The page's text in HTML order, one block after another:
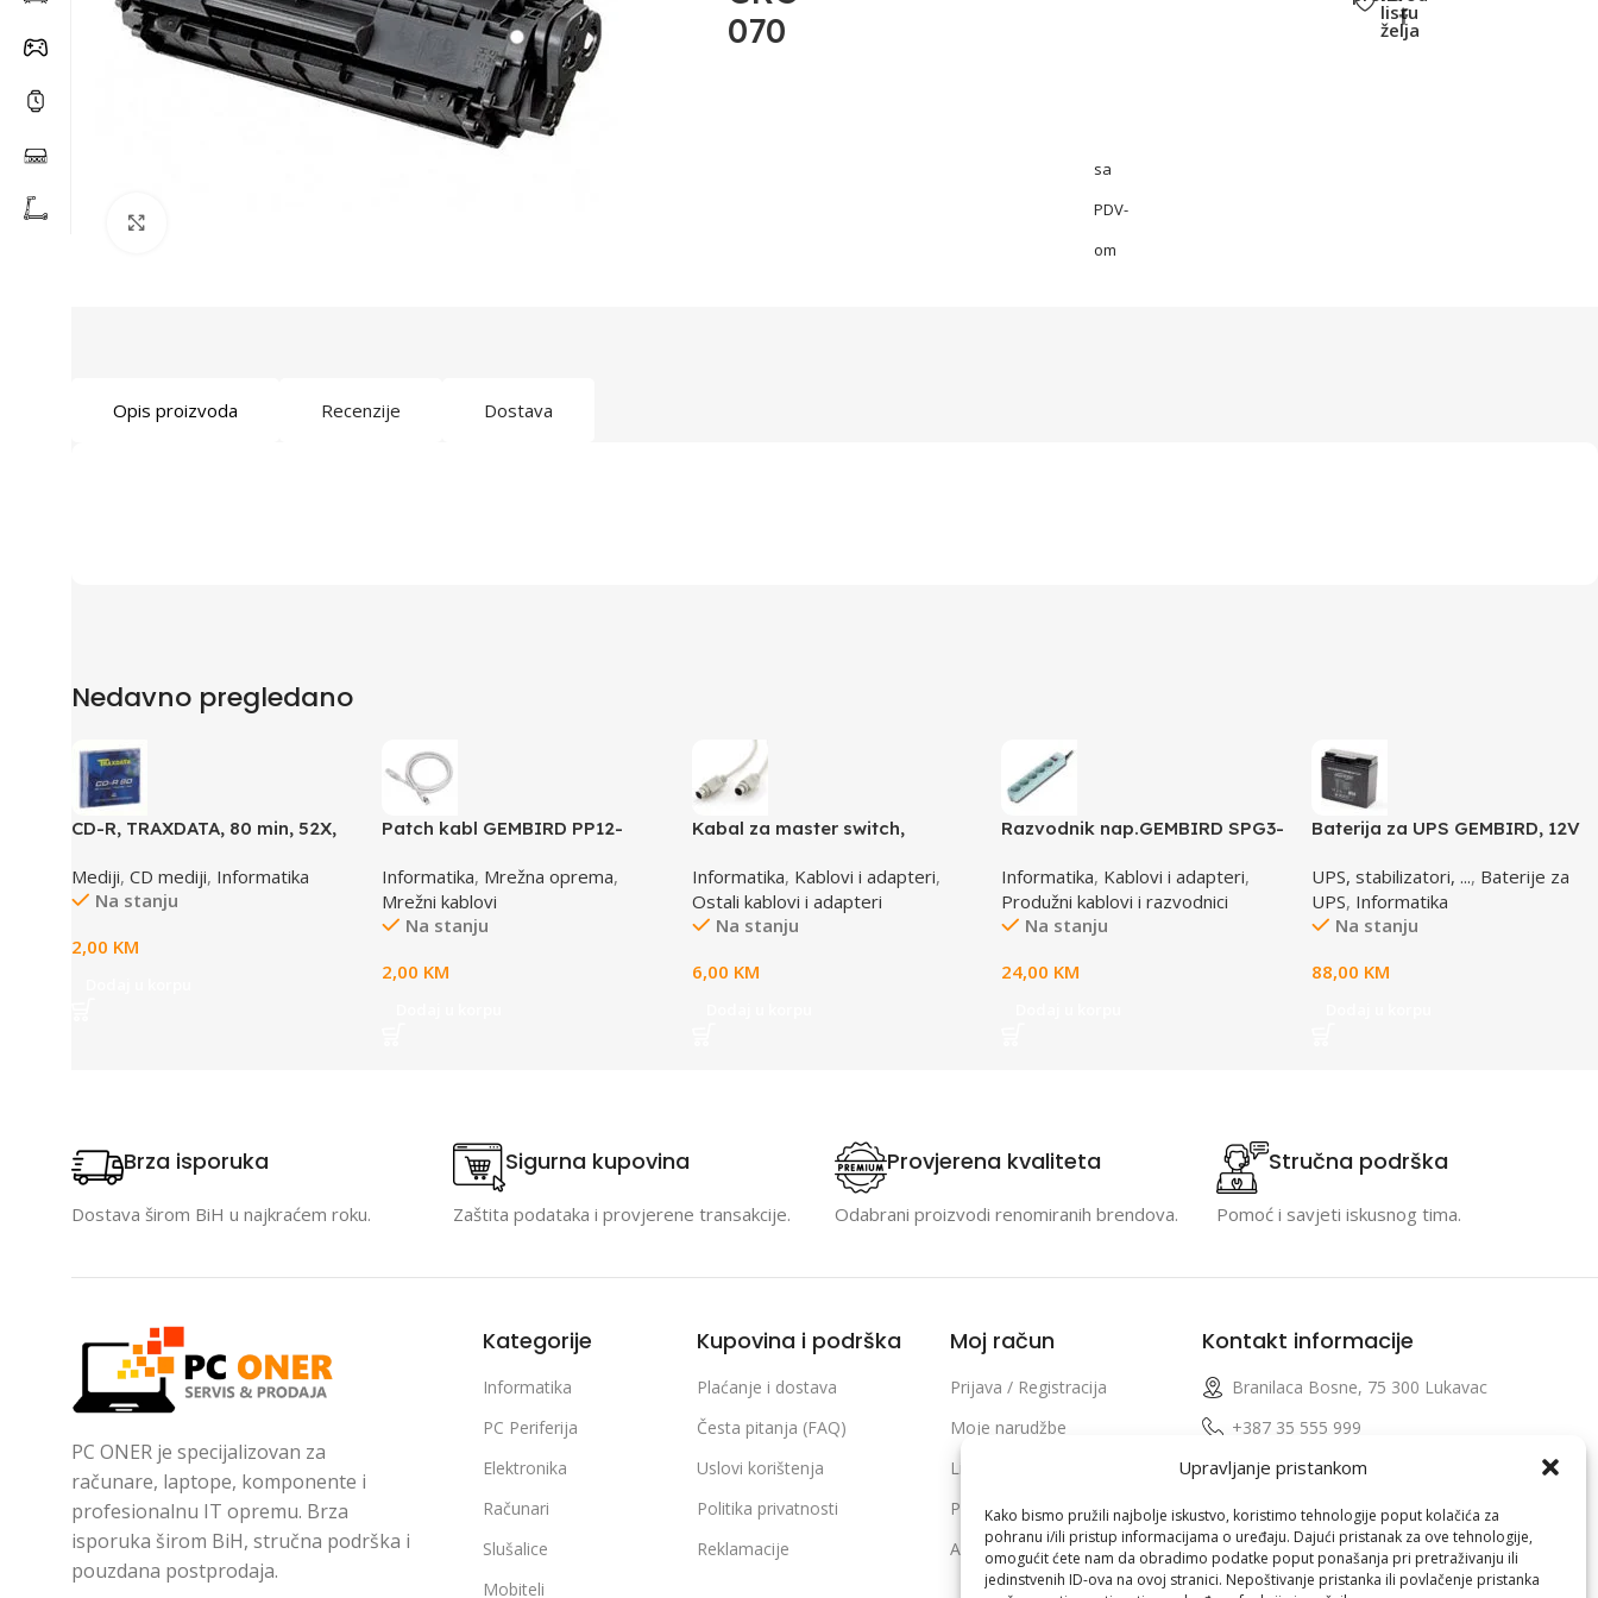
Upravljanje pristankom
Kako bismo pružili najbolje iskustvo, koristimo tehnologije poput kolačića za
pohranu i/ili pristup informacijama o uređaju. Dajući pristanak za ove tehnologije,
omogućit ćete nam da obradimo podatke poput ponašanja pri pretraživanju ili
jedinstvenih ID-ova na ovoj stranici. Nepoštivanje pristanka ili povlačenje pristanka
070
sa
PDV-
om
listu
želja
Opis proizvoda Recenzije Dostava
Nedavno pregledano
CD-R, TRAXDATA, 80 min, 52X,
Mediji, CD mediji, Informatika
Na stanju
2,00 KM
Patch kabl GEMBIRD PP12-
Informatika, Mrežna oprema,
Mrežni kablovi
Na stanju
2,00 KM
Kabal za master switch,
GEMBIRD
Informatika, Kablovi i adapteri,
Ostali kablovi i adapteri
Na stanju
6,00 KM
Razvodnik nap.GEMBIRD SPG3-
osigurač, prenaponska zaštita
Informatika, Kablovi i adapteri,
Produžni kablovi i razvodnici
Na stanju
24,00 KM
Baterija za UPS GEMBIRD, 12V
UPS, stabilizatori, ..., Baterije za
UPS, Informatika
Na stanju
88,00 KM
Brza isporuka
Dostava širom BiH u najkraćem roku.
Sigurna kupovina
Zaštita podataka i provjerene transakcije.
Provjerena kvaliteta
Odabrani proizvodi renomiranih brendova.
Stručna podrška
Pomoć i savjeti iskusnog tima.
PC ONER je specijalizovan za
računare, laptope, komponente i
profesionalnu IT opremu. Brza
isporuka širom BiH, stručna podrška i
pouzdana postprodaja.
Kategorije
Informatika
PC Periferija
Elektronika
Računari
Slušalice
Mobiteli
Kupovina i podrška
Plaćanje i dostava
Česta pitanja (FAQ)
Uslovi korištenja
Politika privatnosti
Reklamacije
Moj račun
Prijava / Registracija
Moje narudžbe
Lista želja
Poređenje proizvoda
Adrese i podaci profila
Kontakt informacije
Branilaca Bosne, 75 300 Lukavac
+387 35 555 999
info@pconer.ba
ID: 4210115760008
PDV : 210115760008